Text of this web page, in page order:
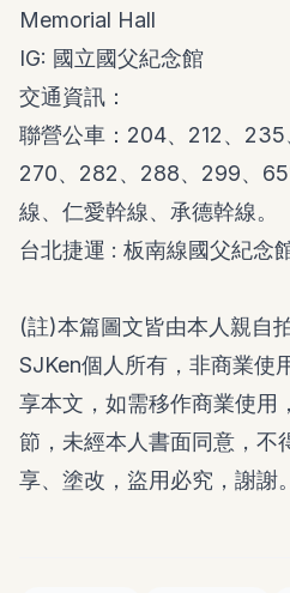
Memorial Hall
IG: 國立國父紀念館
交通資訊：
聯營公車：204、212、235
270、282、288、299、
線、仁愛幹線、承德幹線。
台北捷運 : 板南線國父紀念
(註)本篇圖文皆由本人親自
SJKen個人所有，非商業使
享本文，如需移作商業使用
節，未經本人書面同意，不
享、塗改，盜用必究，謝謝。